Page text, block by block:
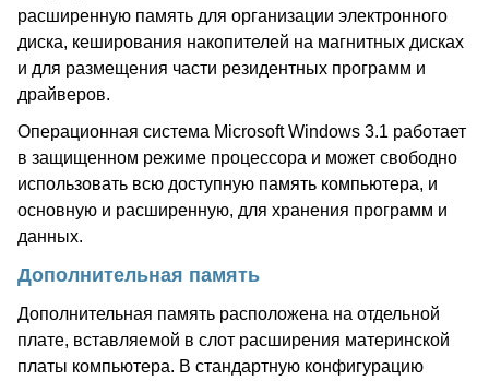
расширенную память для организации электронного
диска, кеширования накопителей на магнитных дисках
и для размещения части резидентных программ и
драйверов.
Операционная система Microsoft Windows 3.1 работает
в защищенном режиме процессора и может свободно
использовать всю доступную память компьютера, и
основную и расширенную, для хранения программ и
данных.
Дополнительная память
Дополнительная память расположена на отдельной
плате, вставляемой в слот расширения материнской
платы компьютера. В стандартную конфигурацию